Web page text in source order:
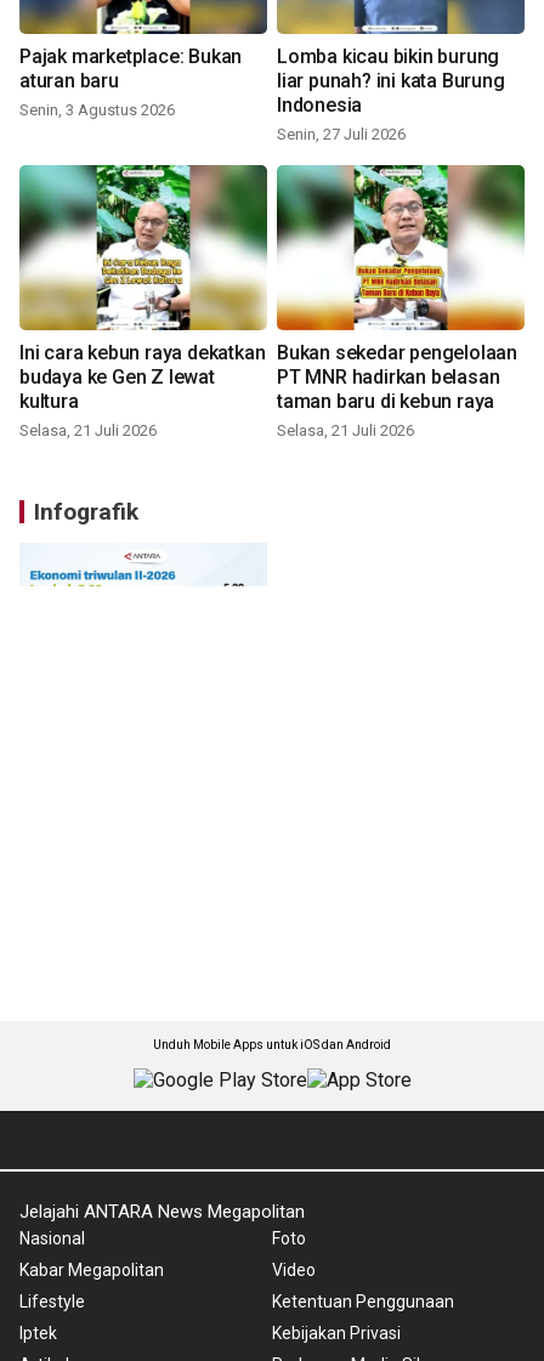
Pajak marketplace: Bukan
aturan baru
Senin, 3 Agustus 2026
Lomba kicau bikin burung
liar punah? ini kata Burung
Indonesia
Senin, 27 Juli 2026
Ini cara kebun raya dekatkan
budaya ke Gen Z lewat
kultura
Selasa, 21 Juli 2026
Bukan sekedar pengelolaan
PT MNR hadirkan belasan
taman baru di kebun raya
Selasa, 21 Juli 2026
Infografik
Unduh Mobile Apps untuk iOS dan Android
Jelajahi ANTARA News Megapolitan
Nasional
Kabar Megapolitan
Lifestyle
Iptek
Foto
Video
Ketentuan Penggunaan
Kebijakan Privasi